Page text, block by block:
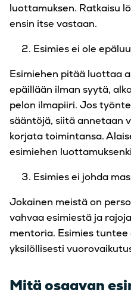
luottamuksen. Ratkaisu
ensin itse vastaan.
Esimies ei ole
Esimiehen pitää luottaa
epäillään ilman syytä,
pelon ilmapiiri. Jos
sääntöjä, siitä annetaan
korjata toimintansa.
esimiehen
Esimies ei johda
Jokainen meistä on
vahvaa esimiestä ja
mentoria. Esimies tuntee
yksilöllisesti
Mitä osaavan